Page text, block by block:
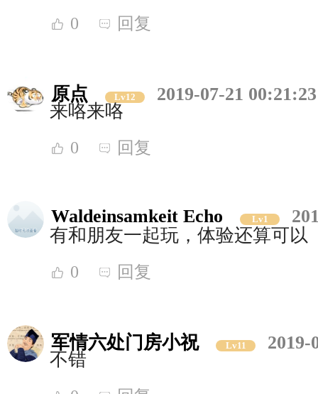
0 回复
原点 Lv12
2019-07-21 00:21:23
来咯来咯
0 回复
Waldeinsamkeit Echo Lv1
有和朋友一起玩，体验还算可以
0 回复
军情六处门房小祝 Lv11
2019-
不错